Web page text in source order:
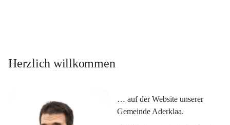
Herzlich willkommen
… auf der Website unserer
Gemeinde Aderklaa.